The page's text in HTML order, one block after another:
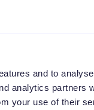
and to
analytics partners
your use of their